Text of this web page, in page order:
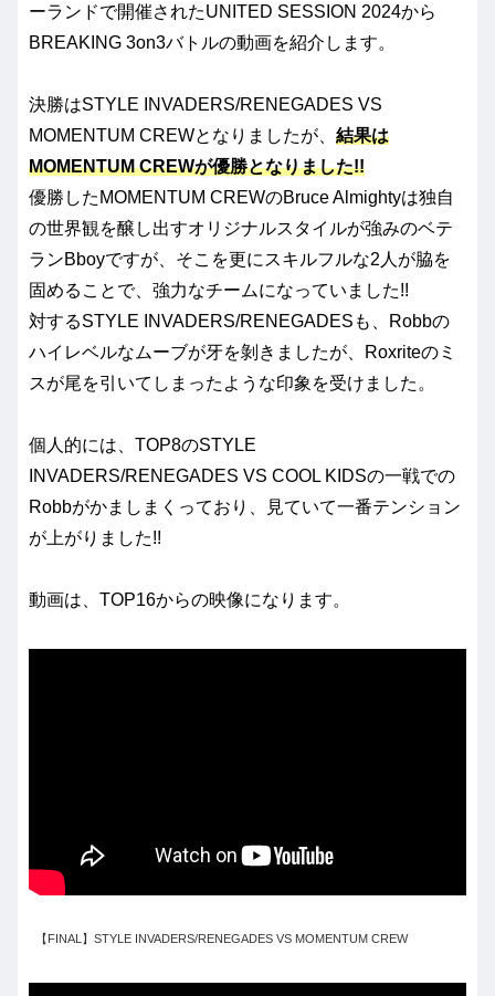
ーランドで開催されたUNITED SESSION 2024から
BREAKING 3on3バトルの動画を紹介します。
決勝はSTYLE INVADERS/RENEGADES VS
MOMENTUM CREWとなりましたが、 結果は
MOMENTUM CREWが優勝となりました!!
優勝したMOMENTUM CREWのBruce Almightyは独自
の世界観を醸し出すオリジナルスタイルが強みのベテ
ランBboyですが、そこを更にスキルフルな2人が脇を
固めることで、強力なチームになっていました!!
対するSTYLE INVADERS/RENEGADESも、Robbの
ハイレベルなムーブが牙を剝きましたが、Roxriteのミ
スが尾を引いてしまったような印象を受けました。
個人的には、TOP8のSTYLE
INVADERS/RENEGADES VS COOL KIDSの一戦での
Robbがかましまくっており、見ていて一番テンション
が上がりました!!
動画は、TOP16からの映像になります。
【FINAL】STYLE INVADERS/RENEGADES VS MOMENTUM CREW